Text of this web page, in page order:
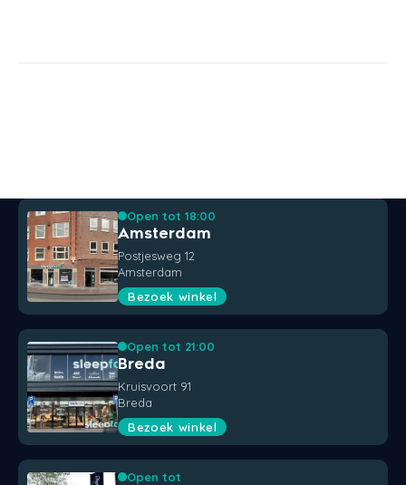
Open tot 18:00
Amsterdam
Postjesweg 12
Amsterdam
Bezoek winkel
Open tot 21:00
Breda
Kruisvoort 91
Breda
Bezoek winkel
Open tot